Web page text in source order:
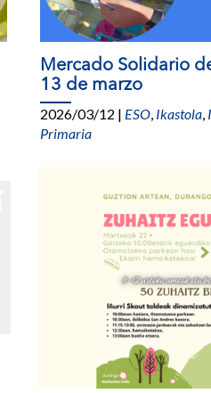
Mercado Solidario
13 de marzo
2026/03/12 | ESO Ikastola
Primaria